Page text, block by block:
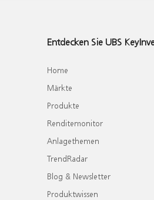
Entdecken Sie UBS
Home
Märkte
Produkte
Renditemonitor
Anlagethemen
TrendRadar
Blog & Newsletter
Produktwissen